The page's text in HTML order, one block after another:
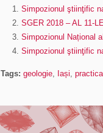
Simpozionul ştiinţific
SGER 2018 – AL 11-
Simpozionul Național
Simpozionul ştiinţific
Tags: geologie, Iași, practica